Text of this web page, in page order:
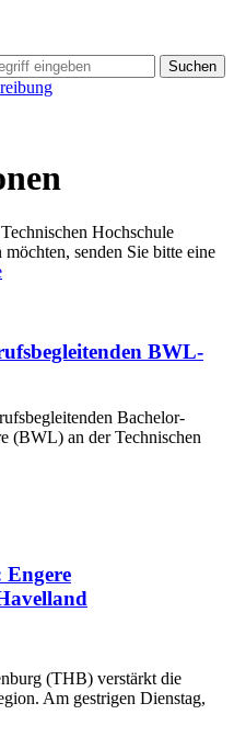
Suchen
Hochschule
senden Sie bitte eine
BWL-
Bachelor-
(BWL) an der Technischen
(THB) verstärkt die
Am gestrigen Dienstag,